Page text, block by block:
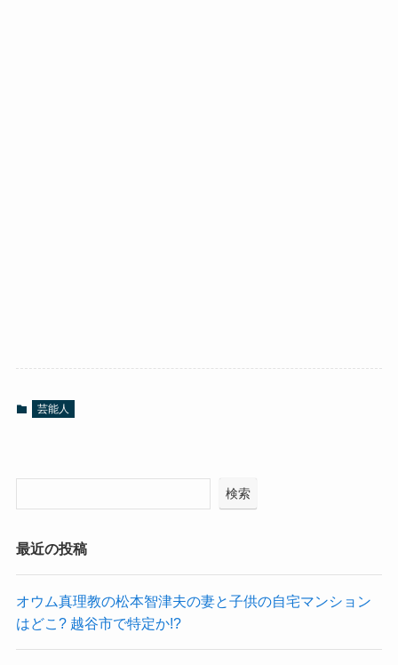
芸能人
検索
最近の投稿
オウム真理教の松本智津夫の妻と子供の自宅マンション
はどこ? 越谷市で特定か!?